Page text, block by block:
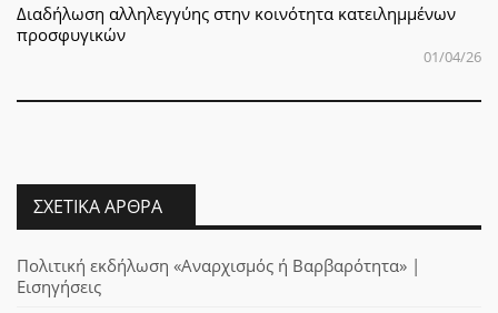
Διαδήλωση αλληλεγγύης στην κοινότητα κατειλημμένων
προσφυγικών
01/04/26
ΣΧΕΤΙΚΆ ΆΡΘΡΑ
Πολιτική εκδήλωση «Αναρχισμός ή Βαρβαρότητα» |
Εισηγήσεις